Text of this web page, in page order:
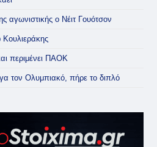
αγωνιστικής ο Νέιτ Γουότσον
Κουλιεράκης
περιμένει ΠΑΟΚ
τον Ολυμπιακό, πήρε το διπλό